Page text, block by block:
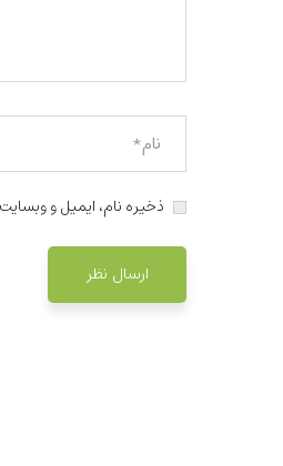
ذخیره نام، ایمیل و